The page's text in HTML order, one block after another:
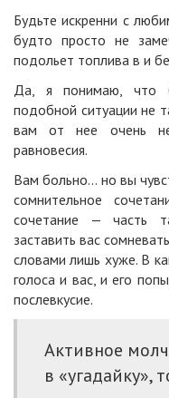
Будьте искренни с
будто просто не
подольет топлива в и
Да, я понимаю, что
подобной ситуации не
вам от нее очень
равновесия.
Вам больно… но вы
сомнительное
сочетание — часть
заставить вас
словами лишь хуже. В
голоса и вас, и его
послевкусие.
Активное
в «угадайку»,